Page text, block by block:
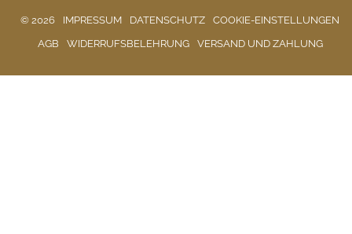
© 2026 IMPRESSUM DATENSCHUTZ
COOKIE-EINSTELLUNGEN
AGB
WIDERRUFSBELEHRUNG VERSAND UND ZAHLUNG